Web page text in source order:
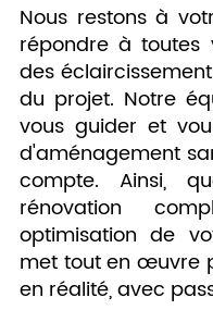
Nous restons à
répondre à toutes
des
du projet. Notre
vous guider et
d'aménagement
compte. Ainsi,
rénovation
optimisation de
met tout en œuvre
en réalité, avec